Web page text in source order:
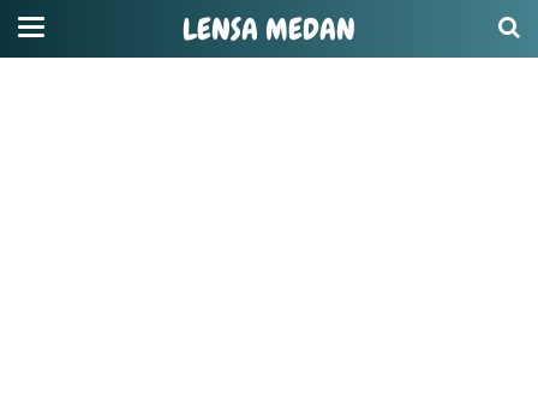
LENSA MEDAN